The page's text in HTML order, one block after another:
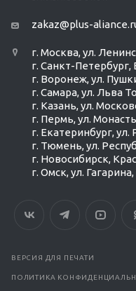
zakaz@plus-
г. Москва, ул.
г. Санкт-
г. Воронеж, ул.
г. Самара, ул. Льва
г. Казань, ул.
г. Пермь, ул.
г. Екатеринбург,
г. Тюмень, ул.
г. Новосибирск,
г. Омск, ул. ​Гагарина,
ВЕРСИЯ ДЛЯ ПЕЧАТИ
ПОЛИТИКА